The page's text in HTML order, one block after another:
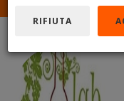
RIFIUTA